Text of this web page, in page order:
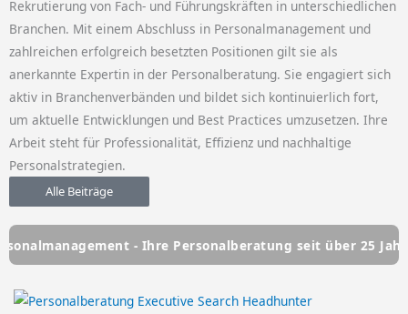
Rekrutierung von Fach- und Führungskräften in unterschiedlichen
Branchen. Mit einem Abschluss in Personalmanagement und
zahlreichen erfolgreich besetzten Positionen gilt sie als
anerkannte Expertin in der Personalberatung. Sie engagiert sich
aktiv in Branchenverbänden und bildet sich kontinuierlich fort,
um aktuelle Entwicklungen und Best Practices umzusetzen. Ihre
Arbeit steht für Professionalität, Effizienz und nachhaltige
Personalstrategien.
Alle Beiträge
- Ihre Personalberatung seit über 25 Jahren